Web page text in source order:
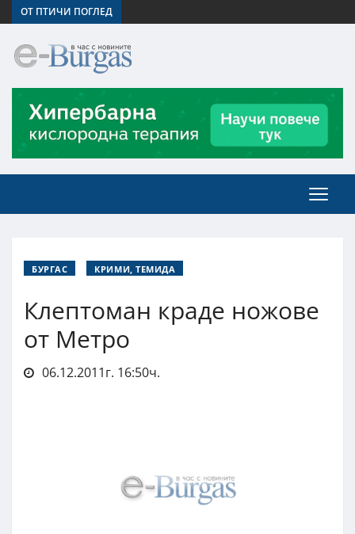
ОТ ПТИЧИ ПОГЛЕД
БУРГАС КРИМИ, ТЕМИДА
Клептоман краде ножове
от Метро
06.12.2011г. 16:50ч.